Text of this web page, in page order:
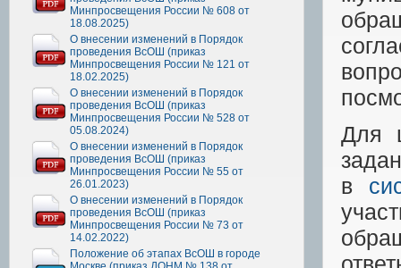
Минпросвещения России № 608 от
18.08.2025)
О внесении изменений в Порядок
проведения ВсОШ (приказ
Минпросвещения России № 121 от
18.02.2025)
О внесении изменений в Порядок
проведения ВсОШ (приказ
Минпросвещения России № 528 от
05.08.2024)
О внесении изменений в Порядок
проведения ВсОШ (приказ
Минпросвещения России № 55 от
26.01.2023)
О внесении изменений в Порядок
проведения ВсОШ (приказ
Минпросвещения России № 73 от
14.02.2022)
Положение об этапах ВсОШ в городе
Для
в